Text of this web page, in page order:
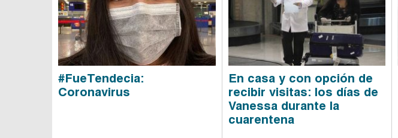
#FueTendecia:
Coronavirus
En casa y con opción de
recibir visitas: los días de
Vanessa durante la
cuarentena